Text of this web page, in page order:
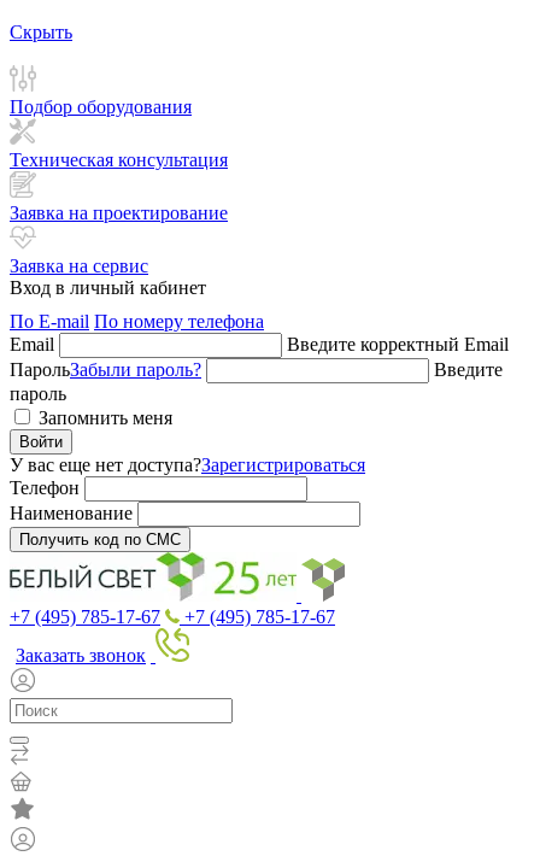
Скрыть
Подбор оборудования
Техническая консультация
Заявка на проектирование
Заявка на сервис
Вход в личный кабинет
По E-mail По номеру телефона
Email
Введите корректный Email
ПарольЗабыли пароль?
Введите
пароль
Запомнить меня
Войти
У вас еще нет доступа?Зарегистрироваться
Телефон
Наименование
Получить код по СМС
+7 (495) 785-17-67
+7 (495) 785-17-67
Заказать звонок